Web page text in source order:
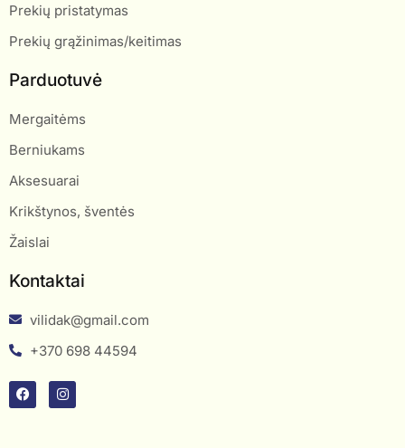
Prekių pristatymas
Prekių grąžinimas/keitimas
Parduotuvė
Mergaitėms
Berniukams
Aksesuarai
Krikštynos, šventės
Žaislai
Kontaktai
vilidak@gmail.com
+370 698 44594